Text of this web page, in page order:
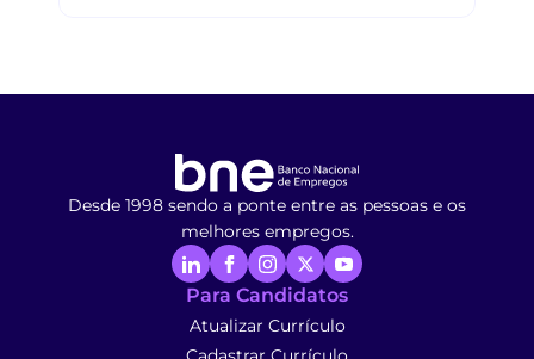
Desde 1998 sendo a ponte entre as pessoas e os
melhores empregos.
Para Candidatos
Atualizar Currículo